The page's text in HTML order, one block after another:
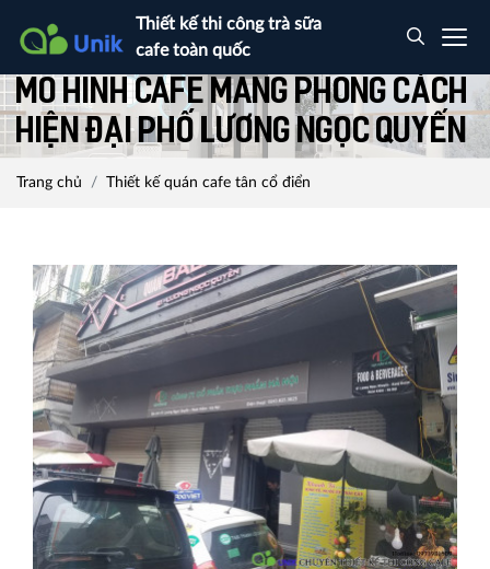
Thiết kế thi công trà sữa
cafe toàn quốc
Mô hình cafe mang phong cách
hiện đại phố Lương Ngọc Quyến
Trang chủ Thiết kế quán cafe tân cổ điển